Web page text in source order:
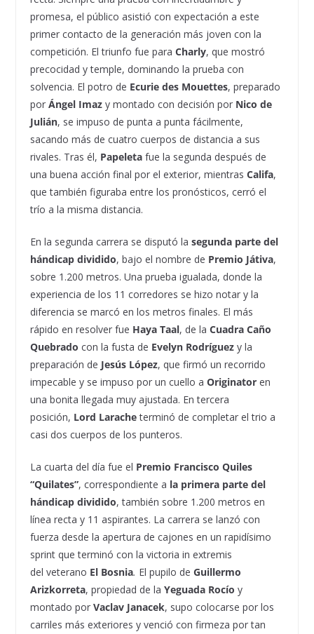
promesa, el público asistió con expectación a este
primer contacto de la generación más joven con la
competición. El triunfo fue para Charly, que mostró
precocidad y temple, dominando la prueba con
solvencia. El potro de Ecurie des Mouettes, preparado
por Ángel Imazy montado con decisión por Nico de
Julián, se impuso de punta a punta fácilmente,
sacando más de cuatro cuerpos de distancia a sus
rivales. Tras él, Papeletafue la segunda después de
una buena acción final por el exterior, mientras Califa,
que también figuraba entre los pronósticos, cerró el
trío a la misma distancia.
En la segunda carrera se disputó la segunda parte del
hándicap dividido, bajo el nombre de Premio Játiva,
sobre 1.200 metros. Una prueba igualada, donde la
experiencia de los 11 corredores se hizo notar y la
diferencia se marcó en los metros finales. El más
rápido en resolver fue Haya Taal, de la Cuadra Caño
Quebrado con la fusta de Evelyn Rodríguezy la
preparación de Jesús López, que firmó un recorrido
impecable y se impuso por un cuello a Originatoren
una bonita llegada muy ajustada. En tercera
posición, Lord Laracheterminó de completar el trio a
casi dos cuerpos de los punteros.
La cuarta del día fue el Premio Francisco Quiles
“Quilates”, correspondiente a la primera parte del
hándicap dividido, también sobre 1.200 metros en
línea recta y 11 aspirantes. La carrera se lanzó con
fuerza desde la apertura de cajones en un rapidísimo
sprint que terminó con la victoria in extremis
del veterano El Bosnia. El pupilo de Guillermo
Arizkorreta, propiedad de la Yeguada Rocío y
montado por Vaclav Janacek, supo colocarse por los
carriles más exteriores y venció con firmeza por tan